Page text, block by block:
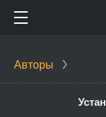
Авторы